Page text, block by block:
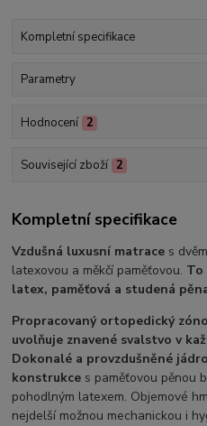
Kompletní specifikace
Parametry
Hodnocení 2
Související zboží 2
Kompletní specifikace
Vzdušná luxusní matrace s
latexovou a měkčí paměťovou. To
latex, paměťová a studená
Propracovaný ortopedický
uvolňuje znavené svalstvo v
Dokonalé a provzdušněné
konstrukce s paměťovou pěnou
pohodlným latexem. Objemové
nejdelší možnou mechanickou i